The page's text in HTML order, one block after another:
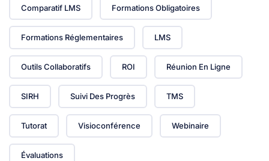
Comparatif LMS Formations Obligatoires
Formations Réglementaires LMS
Outils Collaboratifs ROI Réunion En Ligne
SIRH Suivi Des Progrès TMS
Tutorat Visioconférence Webinaire
Évaluations